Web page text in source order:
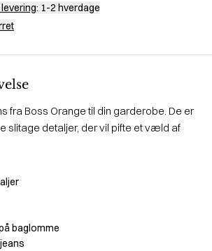
: 1-2 hverdage
fra Boss Orange til din garderobe. De er
slitage detaljer, der vil pifte et væld af
baglomme